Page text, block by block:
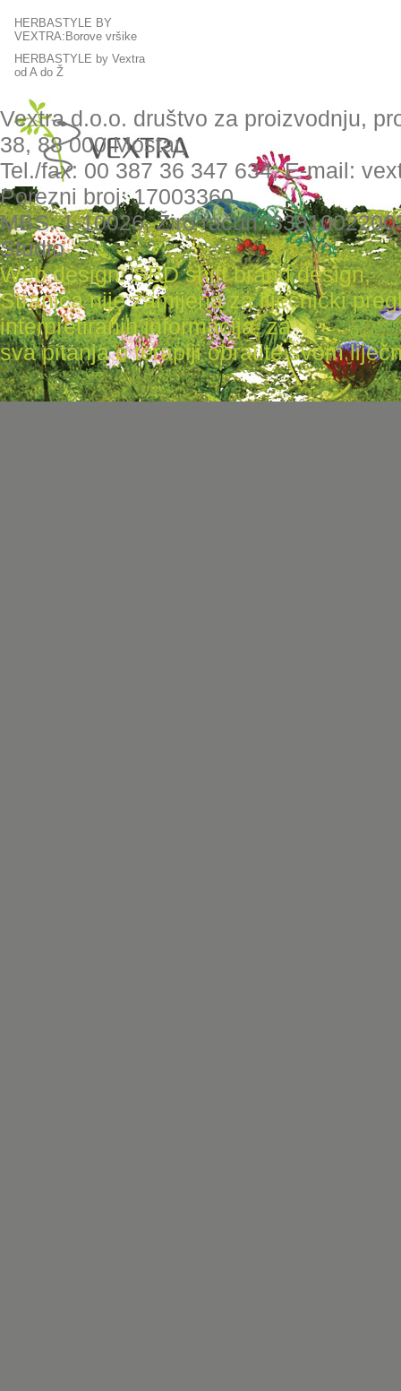
HERBASTYLE BY
VEXTRA:Borove vršike
HERBASTYLE by Vextra
od A do Ž
Vextra d.o.o. društvo za proizvodnju,
38, 88 000 Mostar,
Tel./fax: 00 387 36 347 634, E-mail:
Porezni broj: 17003360
MBS: 1-10026, Žiro račun:
Studio
Web design: SBD shift brand design,
Stranica nije zamijena za liječnički
interpretiranih informacija, za
sva pitanja o terapiji obratite svom